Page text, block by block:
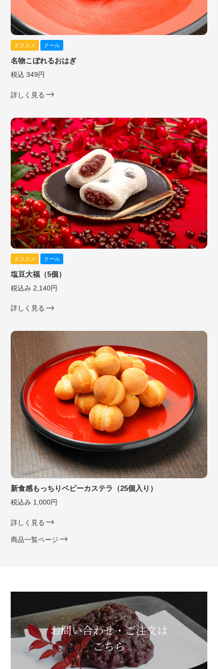
オススメ クール
名物こぼれるおはぎ
税込 349円
詳しく見る
オススメ クール
塩豆大福（5個）
税込み 2,140円
詳しく見る
新食感もっちりベビーカステラ（25個入り）
税込み 1,000円
詳しく見る
商品一覧ページ
お問い合わせ・ご注文は
こちら